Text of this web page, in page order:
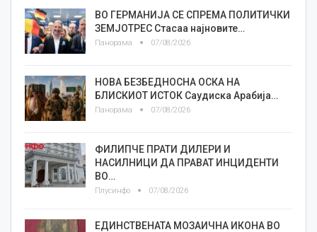
ВО ГЕРМАНИЈА СЕ СПРЕМА ПОЛИТИЧКИ
ЗЕМЈОТРЕС Стасаа најновите…
Панорама 07/08/2026
НОВА БЕЗБЕДНОСНА ОСКА НА
БЛИСКИОТ ИСТОК Саудиска Арабија…
Панорама 07/08/2026
ФИЛИПЧЕ ПРАТИ ДИЛЕРИ И
НАСИЛНИЦИ ДА ПРАВАТ ИНЦИДЕНТИ
ВО…
Плусинфо 07/08/2026
ЕДИНСТВЕНАТА МОЗАИЧНА ИКОНА ВО